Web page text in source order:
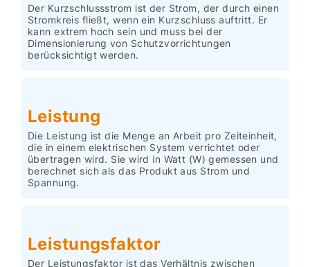
Der Kurzschlussstrom ist der Strom, der durch einen
Stromkreis fließt, wenn ein Kurzschluss auftritt. Er
kann extrem hoch sein und muss bei der
Dimensionierung von Schutzvorrichtungen
berücksichtigt werden.
Leistung
Die Leistung ist die Menge an Arbeit pro Zeiteinheit,
die in einem elektrischen System verrichtet oder
übertragen wird. Sie wird in Watt (W) gemessen und
berechnet sich als das Produkt aus Strom und
Spannung.
Leistungsfaktor
Der Leistungsfaktor ist das Verhältnis zwischen